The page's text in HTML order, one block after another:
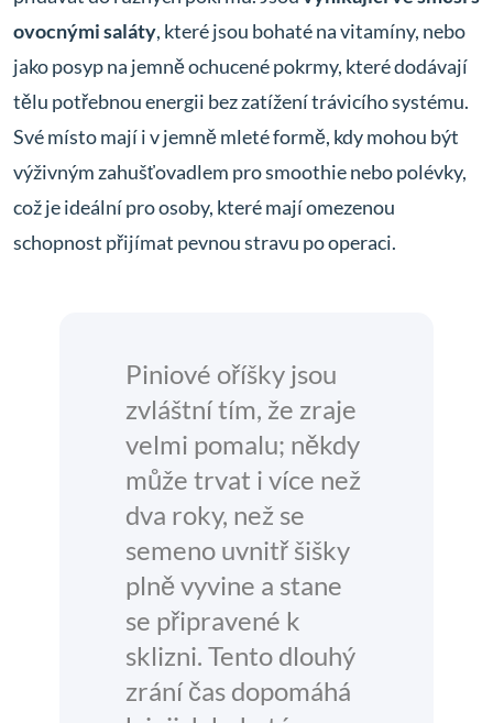
ovocnými saláty, které jsou bohaté na vitamíny, nebo
jako posyp na jemně ochucené pokrmy, které dodávají
tělu potřebnou energii bez zatížení trávicího systému.
Své místo mají i v jemně mleté formě, kdy mohou být
výživným zahušťovadlem pro smoothie nebo polévky,
což je ideální pro osoby, které mají omezenou
schopnost přijímat pevnou stravu po operaci.
Piniové oříšky jsou
zvláštní tím, že zraje
velmi pomalu; někdy
může trvat i více než
dva roky, než se
semeno uvnitř šišky
plně vyvine a stane
se připravené k
sklizni. Tento dlouhý
zrání čas dopomáhá